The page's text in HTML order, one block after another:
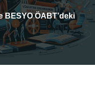
BESYO ÖABT’deki